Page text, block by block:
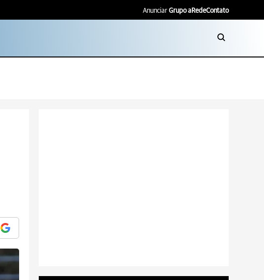
Anunciar Grupo aRedeContato